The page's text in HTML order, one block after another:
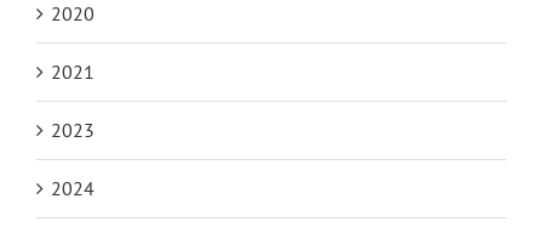
2020
2021
2023
2024